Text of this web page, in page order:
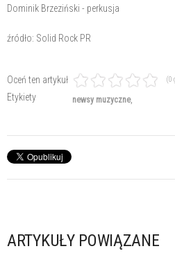
Dominik Brzeziński - perkusja
źródło: Solid Rock PR
Oceń ten artykuł (0
Etykiety newsy muzyczne
ARTYKUŁY POWIĄZANE